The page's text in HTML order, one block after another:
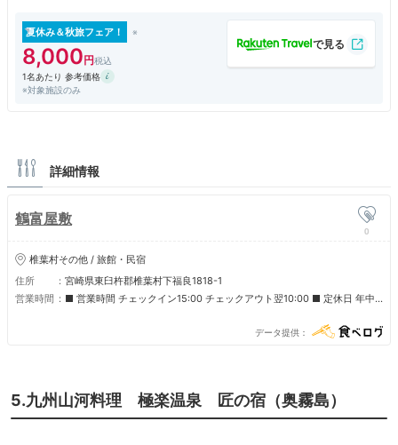
夏休み＆秋旅フェア！
8,000
1名あたり 参考価格
※対象施設のみ
詳細情報
鶴富屋敷
0
椎葉村その他 / 旅館・民宿
住所
宮崎県東臼杵郡椎葉村下福良1818-1
営業時間
■ 営業時間 チェックイン15:00 チェックアウト翌10:00 ■ 定休日 年中
データ提供
5.九州山河料理 極楽温泉 匠の宿（奥霧島）